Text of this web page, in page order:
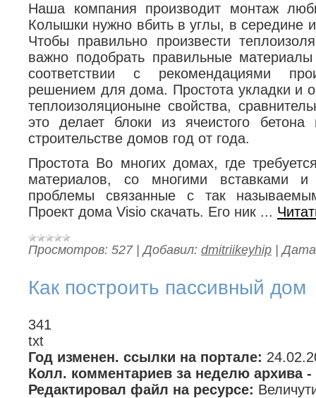
Наша компания производит монтаж
Колышки нужно вбить в углы, в середине
Чтобы правильно произвести
важно подобрать правильные
соответствии с рекомендациями
решением для дома. Простота укладки и
теплоизоляционыне свойства,
это делает блоки из ячеистого
строительстве домов год от года.
Простота Во многих домах, где
материалов, со многими вставками и
проблемы связанные с так
Проект дома Visio скачать. Его ник ...
Просмотров: 527 |Добавил: dmitriikeyhip |
Как построить пассивный дом
341
txt
Год изменен. ссылки на портале:
Колл. комментариев за неделю архива -
Редактировал файл на ресурсе: